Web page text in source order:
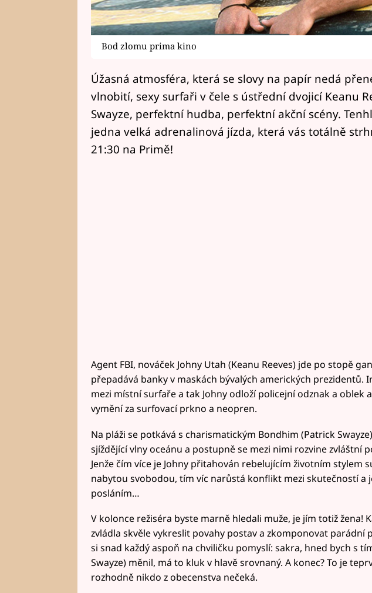
Bod zlomu prima kino
Úžasná atmosféra, která se slovy na papír nedá
vlnobití, sexy surfaři v čele s ústřední dvojicí Keanu
Swayze, perfektní hudba, perfektní akční scény.
jedna velká adrenalinová jízda, která vás totálně
21:30 na Primě!
Agent FBI, nováček Johny Utah (Keanu Reeves) jde po stopě
přepadává banky v maskách bývalých amerických prezidentů.
mezi místní surfaře a tak Johny odloží policejní odznak a oblek
vymění za surfovací prkno a neopren.
Na pláži se potkává s charismatickým Bondhim (Patrick
sjíždějící vlny oceánu a postupně se mezi nimi rozvine zvláštní
Jenže čím více je Johny přitahován rebelujícím životním stylem
nabytou svobodou, tím víc narůstá konflikt mezi skutečností a
posláním…
V kolonce režiséra byste marně hledali muže, je jím totiž žena!
zvládla skvěle vykreslit povahy postav a zkomponovat parádní
si snad každý aspoň na chviličku pomyslí: sakra, hned bych s
Swayze) měnil, má to kluk v hlavě srovnaný. A konec? To je
rozhodně nikdo z obecenstva nečeká.